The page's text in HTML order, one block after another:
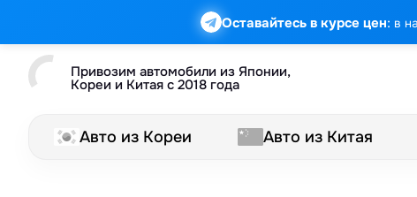
Оставайтесь в курсе цен: в
Привозим автомобили из Японии,
Кореи и Китая с 2018 года
Авто из Кореи Авто из Китая